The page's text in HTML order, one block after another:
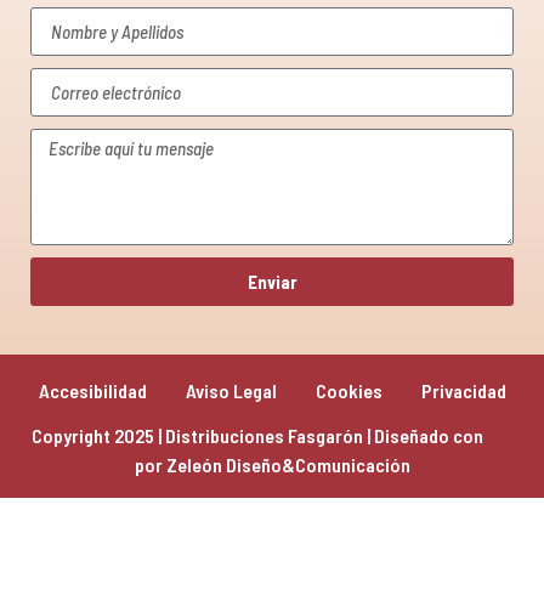
Enviar
Copyright 2025 | Distribuciones Fasgarón | Diseñado con
por Zeleón Diseño&Comunicación
Accesibilidad Aviso Legal Cookies Privacidad